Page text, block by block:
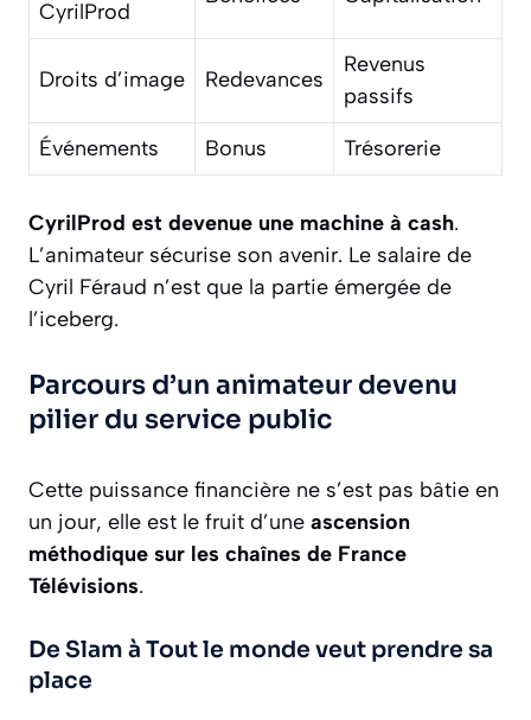
CyrilProd
Droits d’image Redevances
Revenus
passifs
Événements
Bonus Trésorerie
CyrilProd est devenue une machine à cash.
L’animateur sécurise son avenir. Le salaire de
Cyril Féraud n’est que la partie émergée de
l’iceberg.
Parcours d’un animateur devenu
pilier du service public
Cette puissance financière ne s’est pas bâtie en
un jour, elle est le fruit d’une ascension
méthodique sur les chaînes de France
Télévisions.
De Slam à Tout le monde veut prendre sa
place